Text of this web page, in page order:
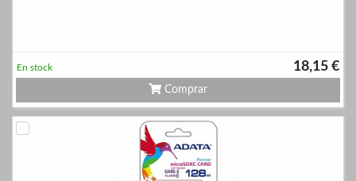
18,15 €
En stock
Comprar